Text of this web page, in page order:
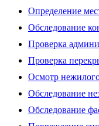
Определение
Обследование
Проверка
Проверка
Осмотр
Обследование
Обследование